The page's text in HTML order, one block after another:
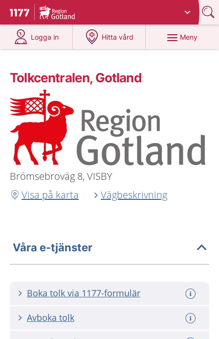
Till startsidan för 1177
Du har valt region
Logga in
på 1177.se
Hitta vård
på 1177.se
Meny
Tolkcentralen, Gotland
Brömsebroväg 8, VISBY
Visa på karta
Vägbeskrivning
Våra e-tjänster
Boka tolk via 1177-formulär
Avboka tolk